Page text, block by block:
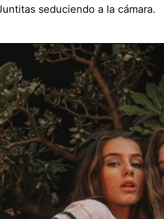
seduciendo a la cámara.